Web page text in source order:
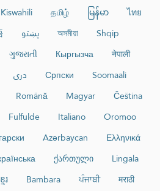
Kiswahili தமிழ் မြန်မာ
ไทย
پښتو অসমীয়া
Shqip
ગુજરાતી Кыргызча
नेपाली
دری Српски
Soomaali
Română Magyar
Čeština
Fulfulde Italiano
Oromoo
Azərbaycan
Ελληνικά
ქართული
Lingala
រ Bambara ਪੰਜਾਬੀ
मराठी